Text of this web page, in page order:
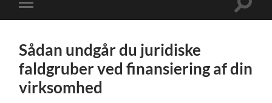
Toggle
mobile
Toggle
Sådan undgår du juridiske
faldgruber ved finansiering af din
virksomhed